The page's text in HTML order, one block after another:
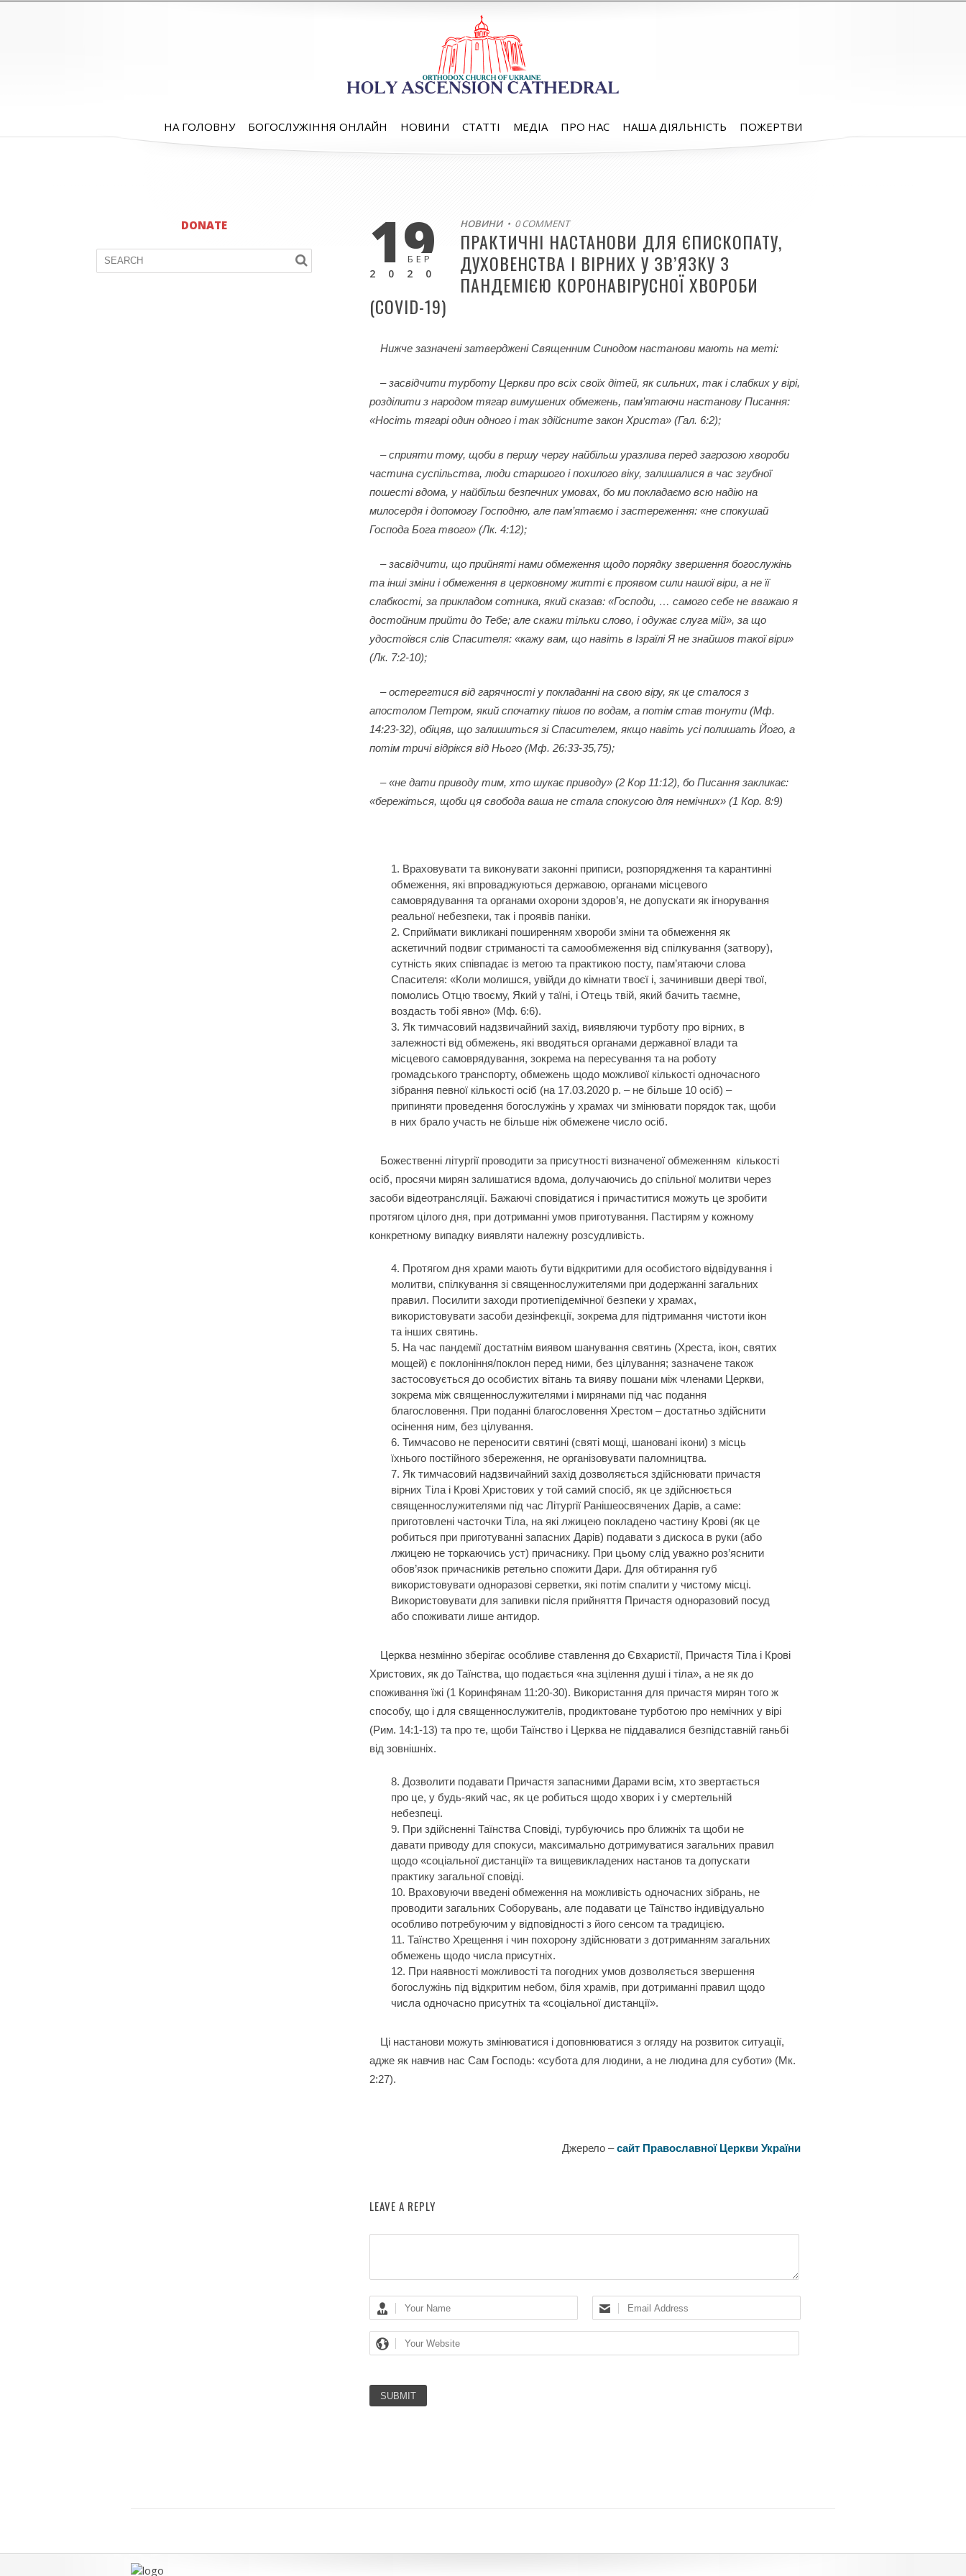
НА ГОЛОВНУ БОГОСЛУЖІННЯ ОНЛАЙН НОВИНИ СТАТТІ МЕДІА ПРО НАС НАША ДІЯЛЬНІСТЬ ПОЖЕРТВИ
DONATE 19
БЕР
2020
НОВИНИ• 0 COMMENT
ПРАКТИЧНІ НАСТАНОВИ ДЛЯ ЄПИСКОПАТУ,
ДУХОВЕНСТВА І ВІРНИХ У ЗВ’ЯЗКУ З
ПАНДЕМІЄЮ КОРОНАВІРУСНОЇ ХВОРОБИ
(COVID-19)
Нижче зазначені затверджені Священним Синодом настанови мають на меті:
– засвідчити турботу Церкви про всіх своїх дітей, як сильних, так і слабких у вірі,
розділити з народом тягар вимушених обмежень, пам’ятаючи настанову Писання:
«Носіть тягарі один одного і так здійсните закон Христа» (Гал. 6:2);
– сприяти тому, щоби в першу чергу найбільш уразлива перед загрозою хвороби
частина суспільства, люди старшого і похилого віку, залишалися в час згубної
пошесті вдома, у найбільш безпечних умовах, бо ми покладаємо всю надію на
милосердя і допомогу Господню, але пам’ятаємо і застереження: «не спокушай
Господа Бога твого» (Лк. 4:12);
– засвідчити, що прийняті нами обмеження щодо порядку звершення богослужінь
та інші зміни і обмеження в церковному житті є проявом сили нашої віри, а не її
слабкості, за прикладом сотника, який сказав: «Господи, … самого себе не вважаю я
достойним прийти до Тебе; але скажи тільки слово, і одужає слуга мій», за що
удостоївся слів Спасителя: «кажу вам, що навіть в Ізраїлі Я не знайшов такої віри»
(Лк. 7:2-10);
– остерегтися від гарячності у покладанні на свою віру, як це сталося з
апостолом Петром, який спочатку пішов по водам, а потім став тонути (Мф.
14:23-32), обіцяв, що залишиться зі Спасителем, якщо навіть усі полишать Його, а
потім тричі відрікся від Нього (Мф. 26:33-35,75);
– «не дати приводу тим, хто шукає приводу» (2 Кор 11:12), бо Писання закликає:
«бережіться, щоби ця свобода ваша не стала спокусою для немічних» (1 Кор. 8:9)
Враховувати та виконувати законні приписи, розпорядження та карантинні
обмеження, які впроваджуються державою, органами місцевого
самоврядування та органами охорони здоров’я, не допускати як ігнорування
реальної небезпеки, так і проявів паніки.
Сприймати викликані поширенням хвороби зміни та обмеження як
аскетичний подвиг стриманості та самообмеження від спілкування (затвору),
сутність яких співпадає із метою та практикою посту, пам’ятаючи слова
Спасителя: «Коли молишся, увійди до кімнати твоєї і, зачинивши двері твої,
помолись Отцю твоєму, Який у таїні, і Отець твій, який бачить таємне,
воздасть тобі явно» (Мф. 6:6).
Як тимчасовий надзвичайний захід, виявляючи турботу про вірних, в
залежності від обмежень, які вводяться органами державної влади та
місцевого самоврядування, зокрема на пересування та на роботу
громадського транспорту, обмежень щодо можливої кількості одночасного
зібрання певної кількості осіб (на 17.03.2020 р. – не більше 10 осіб) –
припиняти проведення богослужінь у храмах чи змінювати порядок так, щоби
в них брало участь не більше ніж обмежене число осіб.
Божественні літургії проводити за присутності визначеної обмеженням кількості
осіб, просячи мирян залишатися вдома, долучаючись до спільної молитви через
засоби відеотрансляції. Бажаючі сповідатися і причаститися можуть це зробити
протягом цілого дня, при дотриманні умов приготування. Пастирям у кожному
конкретному випадку виявляти належну розсудливість.
Протягом дня храми мають бути відкритими для особистого відвідування і
молитви, спілкування зі священнослужителями при додержанні загальних
правил. Посилити заходи протиепідемічної безпеки у храмах,
використовувати засоби дезінфекції, зокрема для підтримання чистоти ікон
та інших святинь.
На час пандемії достатнім виявом шанування святинь (Хреста, ікон, святих
мощей) є поклоніння/поклон перед ними, без цілування; зазначене також
застосовується до особистих вітань та вияву пошани між членами Церкви,
зокрема між священнослужителями і мирянами під час подання
благословення. При поданні благословення Хрестом – достатньо здійснити
осінення ним, без цілування.
Тимчасово не переносити святині (святі мощі, шановані ікони) з місць
їхнього постійного збереження, не організовувати паломництва.
Як тимчасовий надзвичайний захід дозволяється здійснювати причастя
вірних Тіла і Крові Христових у той самий спосіб, як це здійснюється
священнослужителями під час Літургії Ранішеосвячених Дарів, а саме:
приготовлені часточки Тіла, на які лжицею покладено частину Крові (як це
робиться при приготуванні запасних Дарів) подавати з дискоса в руки (або
лжицею не торкаючись уст) причаснику. При цьому слід уважно роз’яснити
обов’язок причасників ретельно спожити Дари. Для обтирання губ
використовувати одноразові серветки, які потім спалити у чистому місці.
Використовувати для запивки після прийняття Причастя одноразовий посуд
або споживати лише антидор.
Церква незмінно зберігає особливе ставлення до Євхаристії, Причастя Тіла і Крові
Христових, як до Таїнства, що подається «на зцілення душі і тіла», а не як до
споживання їжі (1 Коринфянам 11:20-30). Використання для причастя мирян того ж
способу, що і для священнослужителів, продиктоване турботою про немічних у вірі
(Рим. 14:1-13) та про те, щоби Таїнство і Церква не піддавалися безпідставній ганьбі
від зовнішніх.
Дозволити подавати Причастя запасними Дарами всім, хто звертається
про це, у будь-який час, як це робиться щодо хворих і у смертельній
небезпеці.
При здійсненні Таїнства Сповіді, турбуючись про ближніх та щоби не
давати приводу для спокуси, максимально дотримуватися загальних правил
щодо «соціальної дистанції» та вищевикладених настанов та допускати
практику загальної сповіді.
Враховуючи введені обмеження на можливість одночасних зібрань, не
проводити загальних Соборувань, але подавати це Таїнство індивідуально
особливо потребуючим у відповідності з його сенсом та традицією.
Таїнство Хрещення і чин похорону здійснювати з дотриманням загальних
обмежень щодо числа присутніх.
При наявності можливості та погодних умов дозволяється звершення
богослужінь під відкритим небом, біля храмів, при дотриманні правил щодо
числа одночасно присутніх та «соціальної дистанції».
Ці настанови можуть змінюватися і доповнюватися з огляду на розвиток ситуації,
адже як навчив нас Сам Господь: «субота для людини, а не людина для суботи» (Мк.
2:27).
Джерело –сайт Православної Церкви України
LEAVE A REPLY